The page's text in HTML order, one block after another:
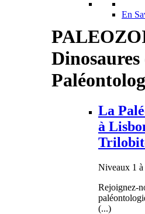
En
Dinosaures
La
à
Niveaux 1 à
Rejoignez-
(...)